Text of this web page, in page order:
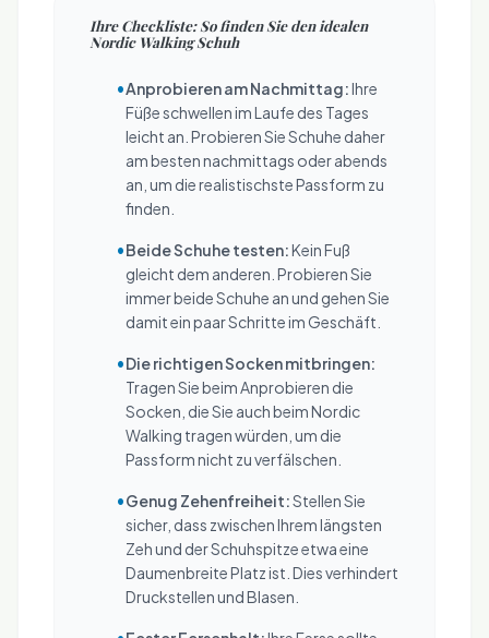
Ihre Checkliste: So finden Sie den idealen
Nordic Walking Schuh
•Anprobieren am Nachmittag:Ihre
Füße schwellen im Laufe des Tages
leicht an. Probieren Sie Schuhe daher
am besten nachmittags oder abends
an, um die realistischste Passform zu
finden.
•Beide Schuhe testen:Kein Fuß
gleicht dem anderen. Probieren Sie
immer beide Schuhe an und gehen Sie
damit ein paar Schritte im Geschäft.
•Die richtigen Socken mitbringen:
Tragen Sie beim Anprobieren die
Socken, die Sie auch beim Nordic
Walking tragen würden, um die
Passform nicht zu verfälschen.
•Genug Zehenfreiheit:Stellen Sie
sicher, dass zwischen Ihrem längsten
Zeh und der Schuhspitze etwa eine
Daumenbreite Platz ist. Dies verhindert
Druckstellen und Blasen.